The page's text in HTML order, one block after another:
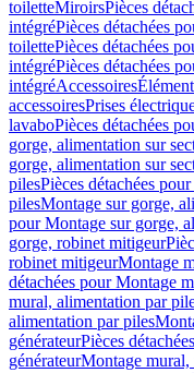
toiletteMiroirsPièces
intégréPièces détachées
toilettePièces détachées
intégréPièces détachées
intégréAccessoires
accessoiresPrises
lavaboPièces détachées
gorge, alimentation sur
gorge, alimentation sur
pilesPièces détachées
pilesMontage sur gorge,
pour Montage sur gorge,
gorge, robinet mitigeur
robinet mitigeurMontage
détachées pour Montage
mural, alimentation par
alimentation par piles
générateurPièces
générateurMontage mural,